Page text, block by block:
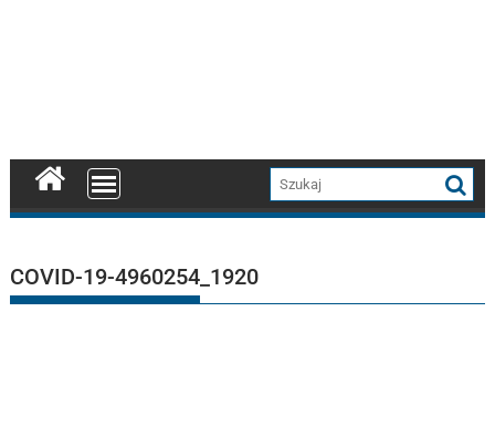
COVID-19-4960254_1920